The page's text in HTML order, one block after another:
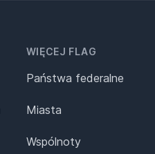
WIĘCEJ FLAG
Państwa federalne
Miasta
Wspólnoty